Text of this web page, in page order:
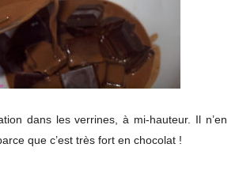
dans les verrines, à mi-hauteur. Il n’en
que c’est très fort en chocolat !